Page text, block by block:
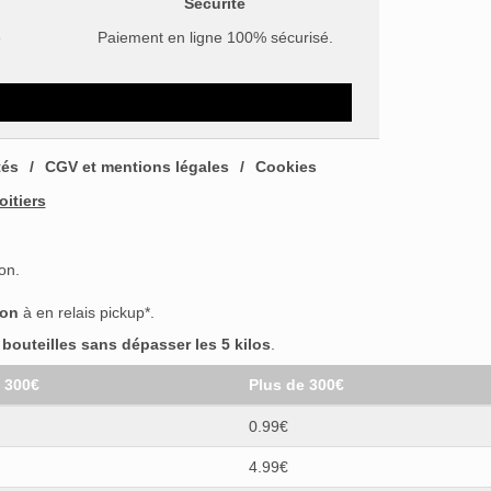
Paiement en ligne 100% sécurisé.
CGV et mentions légales
Cookies
à en relais pickup*.
sans dépasser les 5 kilos
Plus de 300€
0.99€
4.99€